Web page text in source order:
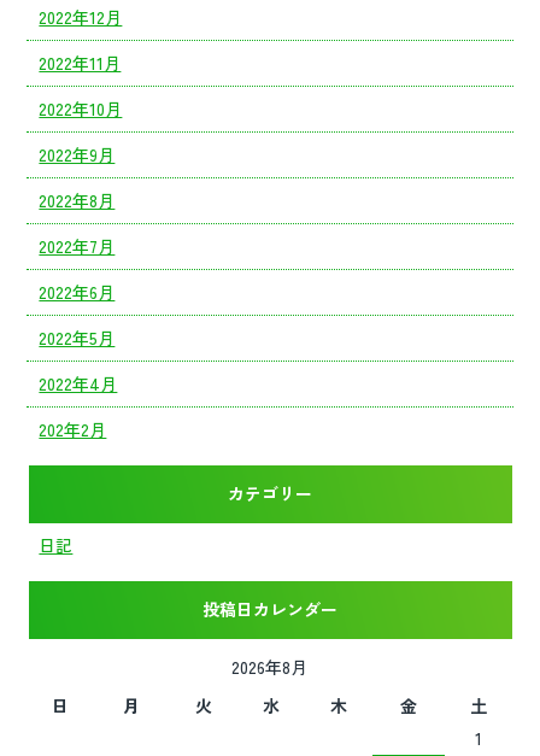
2022年12月
2022年11月
2022年10月
2022年9月
2022年8月
2022年7月
2022年6月
2022年5月
2022年4月
202年2月
カテゴリー
日記
投稿日カレンダー
2026年8月
日
月 火 水 木 金
土
1